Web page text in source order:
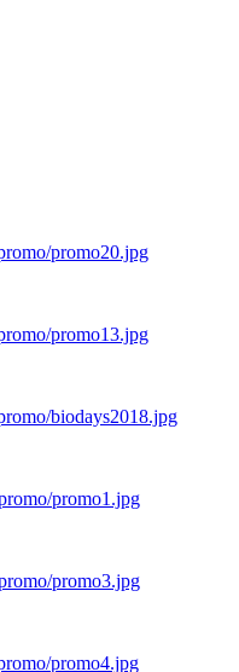
promo20.jpg
promo13.jpg
biodays2018.jpg
promo1.jpg
promo3.jpg
promo4.jpg